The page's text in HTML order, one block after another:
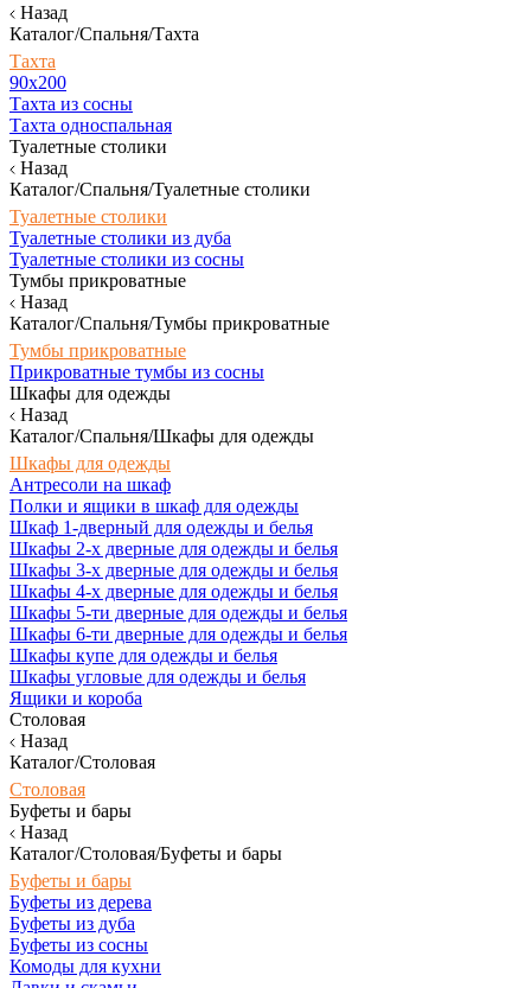
Назад
Каталог/Спальня/Тахта
Тахта
90х200
Тахта из сосны
Тахта односпальная
Туалетные столики
Назад
Каталог/Спальня/Туалетные столики
Туалетные столики
Туалетные столики из дуба
Туалетные столики из сосны
Тумбы прикроватные
Назад
Каталог/Спальня/Тумбы прикроватные
Тумбы прикроватные
Прикроватные тумбы из сосны
Шкафы для одежды
Назад
Каталог/Спальня/Шкафы для одежды
Шкафы для одежды
Антресоли на шкаф
Полки и ящики в шкаф для одежды
Шкаф 1-дверный для одежды и белья
Шкафы 2-х дверные для одежды и белья
Шкафы 3-х дверные для одежды и белья
Шкафы 4-х дверные для одежды и белья
Шкафы 5-ти дверные для одежды и белья
Шкафы 6-ти дверные для одежды и белья
Шкафы купе для одежды и белья
Шкафы угловые для одежды и белья
Ящики и короба
Столовая
Назад
Каталог/Столовая
Столовая
Буфеты и бары
Назад
Каталог/Столовая/Буфеты и бары
Буфеты и бары
Буфеты из дерева
Буфеты из дуба
Буфеты из сосны
Комоды для кухни